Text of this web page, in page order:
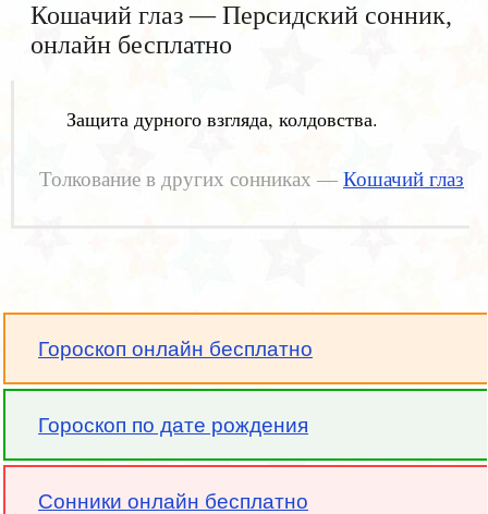
Кошачий глаз — Персидский сонник,
онлайн бесплатно
Защита дурного взгляда, колдовства.
Толкование в других сонниках — Кошачий глаз
Гороскоп онлайн бесплатно
Гороскоп по дате рождения
Сонники онлайн бесплатно